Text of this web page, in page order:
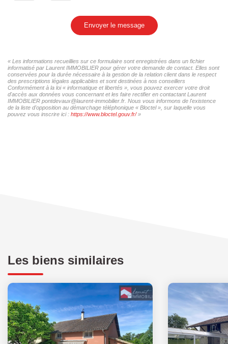
Envoyer le message
« Les informations recueillies sur ce formulaire sont enregistrées dans un fichier
informatisé par Laurent IMMOBILIER pour gérer votre demande de contact. Elles sont
conservées pour la durée nécessaire à la gestion de la relation client dans le respect
des prescriptions légales applicables et sont destinées à nos conseillers
Conformément à la loi « informatique et libertés », vous pouvez exercer votre droit
d'accès aux données vous concernant et les faire rectifier en contactant Laurent
IMMOBILIER pontdevaux@laurent-immobilier.fr. Nous vous informons de l'existence
de la liste d'opposition au démarchage téléphonique « Bloctel », sur laquelle vous
pouvez vous inscrire ici : https://www.bloctel.gouv.fr/»
Les biens similaires